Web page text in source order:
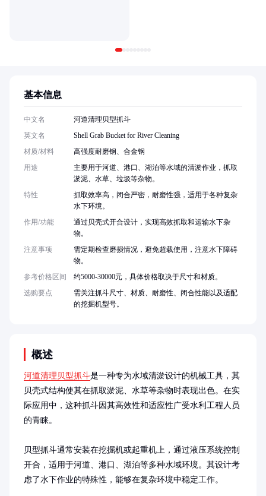
概述
河道清理贝型抓斗是一种专为水域清淤设计的机械工具，其
贝壳式结构使其在抓取淤泥、水草等杂物时表现出色。在实
际应用中，这种抓斗因其高效性和适应性广受水利工程人员
的青睐。
贝型抓斗通常安装在挖掘机或起重机上，通过液压系统控制
开合，适用于河道、港口、湖泊等多种水域环境。其设计考
虑了水下作业的特殊性，能够在复杂环境中稳定工作。
基本信息
中文名
河道清理贝型抓斗
英文名
Shell Grab Bucket for River Cleaning
材质/材料
高强度耐磨钢、合金钢
用途
主要用于河道、港口、湖泊等水域的清淤作业，抓取
淤泥、水草、垃圾等杂物。
特性
抓取效率高，闭合严密，耐磨性强，适用于各种复杂
水下环境。
作用/功能
通过贝壳式开合设计，实现高效抓取和运输水下杂
物。
注意事项
需定期检查磨损情况，避免超载使用，注意水下障碍
物。
参考价格区间
约5000-30000元，具体价格取决于尺寸和材质。
选购要点
需关注抓斗尺寸、材质、耐磨性、闭合性能以及适配
的挖掘机型号。